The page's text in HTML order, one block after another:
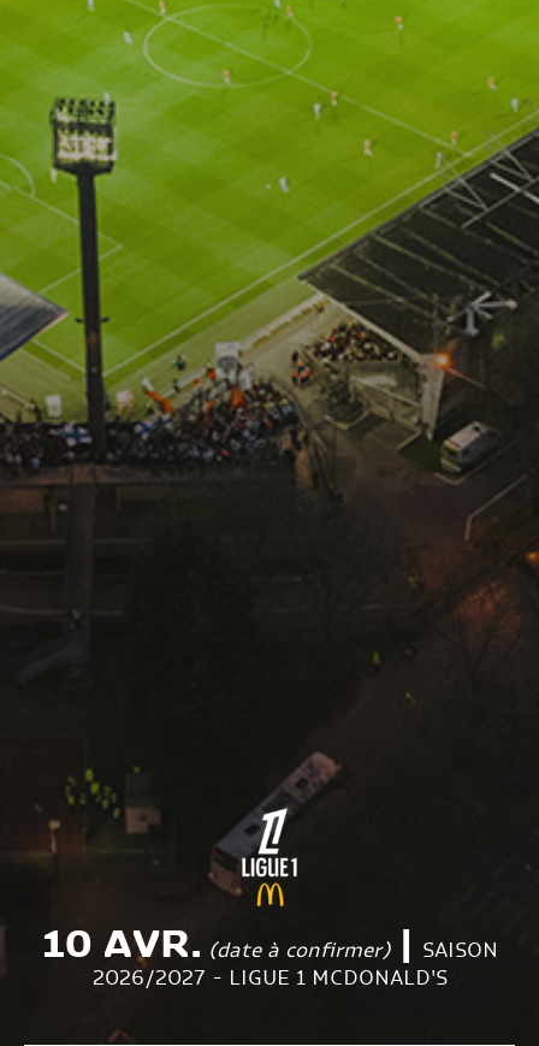
10 AVR. (date à confirmer)|
SAISON
2026/2027 - LIGUE 1 MCDONALD'S